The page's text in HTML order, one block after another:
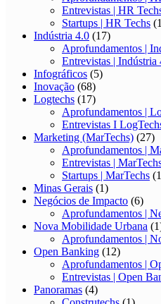
Entrevistas | HR
Startups | HR Techs
Indústria 4.0 (17)
Aprofundamentos |
Entrevistas | Indústria
Infográficos (5)
Inovação (68)
Logtechs (17)
Aprofundamentos |
Entrevistas I
Marketing (MarTechs) (27)
Aprofundamentos |
Entrevistas |
Startups | MarTechs
Minas Gerais (1)
Negócios de Impacto (6)
Aprofundamentos |
Nova Mobilidade Urbana
Aprofundamentos |
Open Banking (12)
Aprofundamentos |
Entrevistas | Open
Panoramas (4)